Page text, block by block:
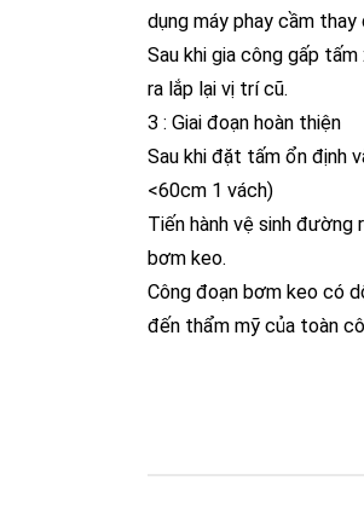
dụng máy phay cầm thay
Sau khi gia công gấp
ra lắp lại vị trí cũ.
3 : Giai đoạn hoàn thiện
Sau khi đặt tấm ổn định
<60cm 1 vách)
Tiến hành vệ sinh đường
bơm keo.
Công đoạn bơm keo có
đến thẩm mỹ của toàn